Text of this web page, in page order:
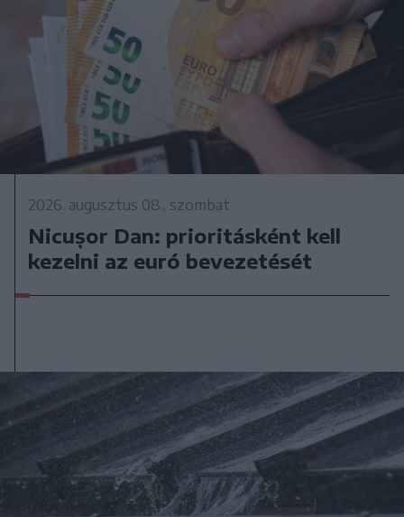
2026. augusztus 08., szombat
Nicușor Dan: prioritásként kell
kezelni az euró bevezetését